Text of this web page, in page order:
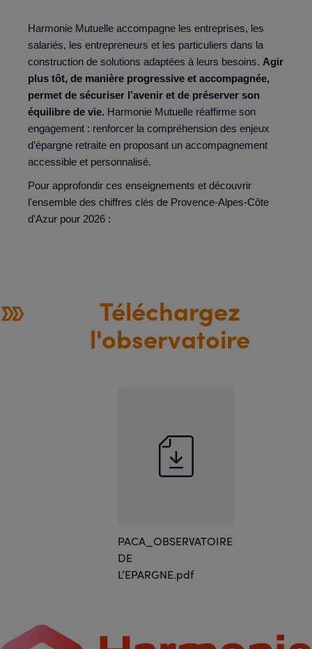
Harmonie Mutuelle accompagne les entreprises, les
salariés, les entrepreneurs et les particuliers dans la
construction de solutions adaptées à leurs besoins. Agir
plus tôt, de manière progressive et accompagnée,
permet de sécuriser l’avenir et de préserver son
équilibre de vie. Harmonie Mutuelle réaffirme son
engagement : renforcer la compréhension des enjeux
d’épargne retraite en proposant un accompagnement
accessible et personnalisé.
Pour approfondir ces enseignements et découvrir
l'ensemble des chiffres clés de Provence-Alpes-Côte
d'Azur pour 2026 :
Téléchargez
l'observatoire
PACA_OBSERVATOIRE
DE
L’EPARGNE.pdf